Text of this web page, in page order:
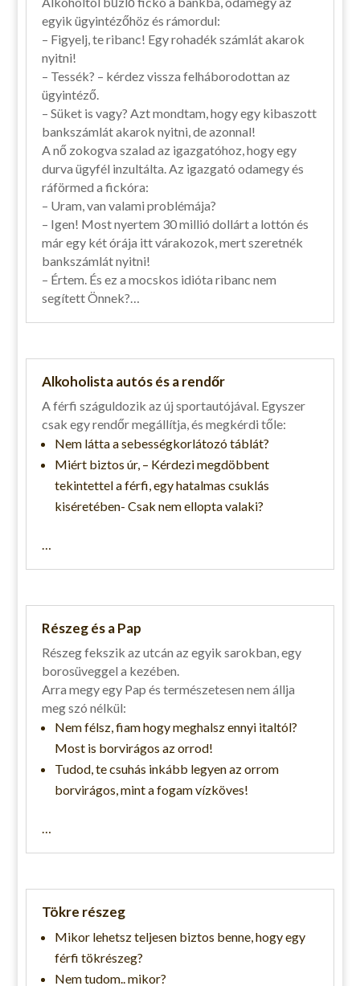
egyik ügyintézőhöz és rámordul:
– Figyelj, te ribanc! Egy rohadék számlát akarok
nyitni!
– Tessék? – kérdez vissza felháborodottan az
ügyintéző.
– Süket is vagy? Azt mondtam, hogy egy kibaszott
bankszámlát akarok nyitni, de azonnal!
A nő zokogva szalad az igazgatóhoz, hogy egy
durva ügyfél inzultálta. Az igazgató odamegy és
ráförmed a fickóra:
– Uram, van valami problémája?
– Igen! Most nyertem 30 millió dollárt a lottón és
már egy két órája itt várakozok, mert szeretnék
bankszámlát nyitni!
– Értem. És ez a mocskos idióta ribanc nem
segített Önnek?…
Alkoholista autós és a rendőr
A férfi száguldozik az új sportautójával. Egyszer
csak egy rendőr megállítja, és megkérdi tőle:
Nem látta a sebességkorlátozó táblát?
Miért biztos úr, – Kérdezi megdöbbent
tekintettel a férfi, egy hatalmas csuklás
kiséretében- Csak nem ellopta valaki?
…
Részeg és a Pap
Részeg fekszik az utcán az egyik sarokban, egy
borosüveggel a kezében.
Arra megy egy Pap és természetesen nem állja
meg szó nélkül:
Nem félsz, fiam hogy meghalsz ennyi italtól?
Most is borvirágos az orrod!
Tudod, te csuhás inkább legyen az orrom
borvirágos, mint a fogam vízköves!
…
Tökre részeg
Mikor lehetsz teljesen biztos benne, hogy egy
férfi tökrészeg?
Nem tudom.. mikor?